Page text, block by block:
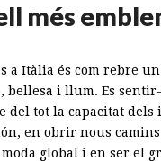
més
a Itàlia és com rebre
bellesa i llum. Es sentir-
del tot la capacitat dels
en obrir nous camins
global i en ser el